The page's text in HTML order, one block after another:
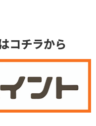
コチラから